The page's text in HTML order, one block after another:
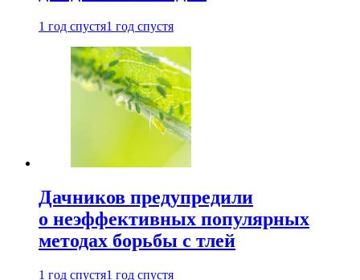
1 год спустя1 год спустя
Дачников предупредили
о неэффективных популярных
методах борьбы с тлей
1 год спустя1 год спустя